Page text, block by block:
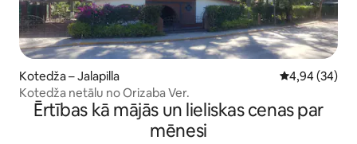
Kotedža – Jalapilla Vidējais
4,94 (34)
Kotedža netālu no Orizaba Ver.
Ērtības kā mājās un lieliskas cenas par
mēnesi